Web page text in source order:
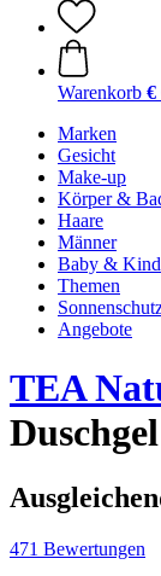
Warenkorb €
Marken
Gesicht
Make-up
Körper &
Haare
Männer
Baby & Kind
Themen
Angebote
TEA
471 Bewertungen